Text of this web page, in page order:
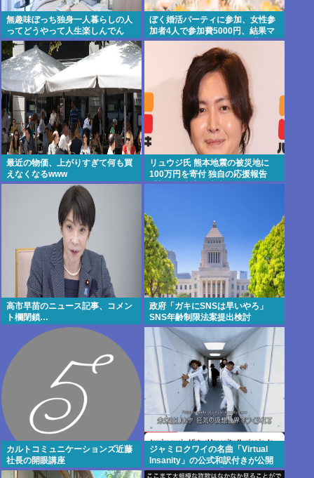
無趣味ぼっち独身一人暮らしの人
ってどうやって人生楽しんでん
の？
ぼく婚活パーティに参加、女性参
加者4人で参加費5000円、結果マ
ッチングなし これ何回何円費やし
たら結婚できるんだろう…
最近の物価、上がりすぎて何も買
えなくなるwww
リュウジ氏 熊本地震の被災地に
100万円を寄付 独自の応援報告
「料理研究家に出来るのはこれく
高市早苗のニュース記事、コメン
ト欄閉鎖…
政府「ガキにSNSは早いやろ」
SNS年齢制限法案提出検討
カルトコミュニケーションズ近藤
社長の開眼講座
ジャミロクワイの名曲「Virtual
Insanity」の公式和訳付きが公開
される。30年前の曲とは思えない